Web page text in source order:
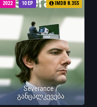
10 EP
2022 IMDB 8.355
Severance /
განცალკევება